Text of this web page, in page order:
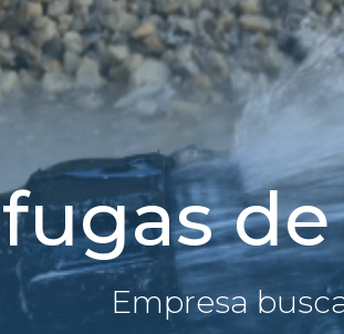
fugas de
Empresa